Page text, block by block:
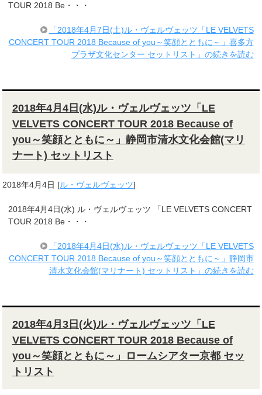
TOUR 2018 Be・・・
「2018年4月7日(土)ル・ヴェルヴェッツ「LE VELVETS
CONCERT TOUR 2018 Because of you～笑顔とともに～」喜多方
プラザ文化センター セットリスト」の続きを読む
2018年4月4日(水)ル・ヴェルヴェッツ「LE
VELVETS CONCERT TOUR 2018 Because of
you～笑顔とともに～」静岡市清水文化会館(マリ
ナート) セットリスト
2018年4月4日 [ル・ヴェルヴェッツ]
2018年4月4日(水) ル・ヴェルヴェッツ 「LE VELVETS CONCERT
TOUR 2018 Be・・・
「2018年4月4日(水)ル・ヴェルヴェッツ「LE VELVETS
CONCERT TOUR 2018 Because of you～笑顔とともに～」静岡市
清水文化会館(マリナート) セットリスト」の続きを読む
2018年4月3日(火)ル・ヴェルヴェッツ「LE
VELVETS CONCERT TOUR 2018 Because of
you～笑顔とともに～」ロームシアター京都 セッ
トリスト